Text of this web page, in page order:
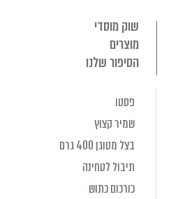
שוק מוסדי
מוצרים
הסיפור שלנו
פסטו
שמיר קצוץ
בצל מטוגן 400 גרם
תיבול לטחינה
כורכום כתוש